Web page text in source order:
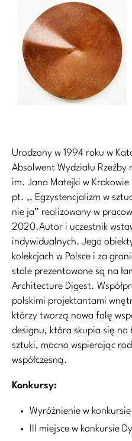
Urodzony w 1994 roku w
Absolwent Wydziału Rzeźby
im. Jana Matejki w
pt. ,, Egzystencjalizm w
nie ja” realizowany w
2020.Autor i uczestnik
indywidualnych. Jego
kolekcjach w Polsce i za
stale prezentowane są na
Architecture Digest.
polskimi projektantami
którzy tworzą nowa falę
designu, która skupia się na
sztuki, mocno wspierając
współczesną.
Konkursy:
Wyróżnienie w
III miejsce w konkursie